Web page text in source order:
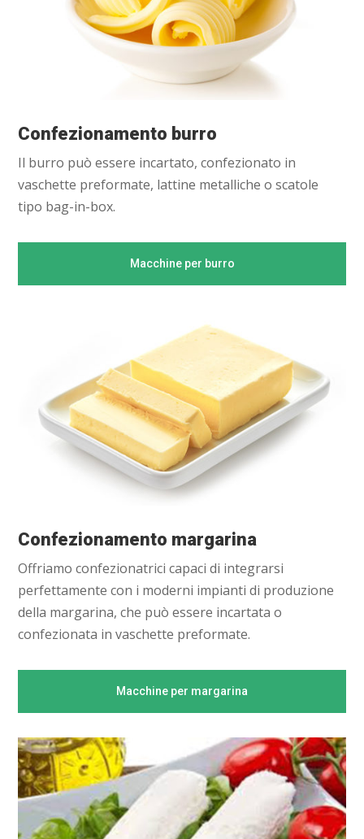
Confezionamento burro
Il burro può essere incartato, confezionato in
vaschette preformate, lattine metalliche o scatole
tipo bag-in-box.
Macchine per burro
Confezionamento margarina
Offriamo confezionatrici capaci di integrarsi
perfettamente con i moderni impianti di produzione
della margarina, che può essere incartata o
confezionata in vaschette preformate.
Macchine per margarina